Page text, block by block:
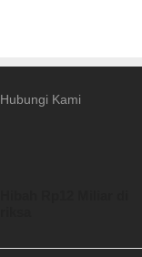
Hubungi Kami